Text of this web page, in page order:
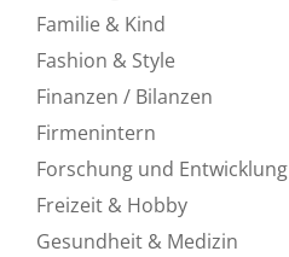
Familie & Kind
Fashion & Style
Finanzen / Bilanzen
Firmenintern
Forschung und Entwicklung
Freizeit & Hobby
Gesundheit & Medizin